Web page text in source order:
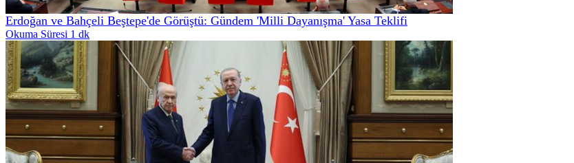
Erdoğan ve Bahçeli Beştepe'de Görüştü: Gündem 'Milli Dayanışma' Yasa Teklifi
Okuma Süresi 1 dk